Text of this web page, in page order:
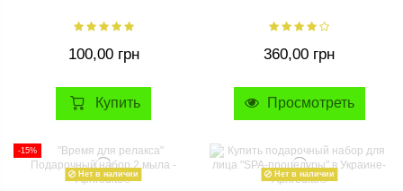
100,00 грн
Купить
360,00 грн
Просмотреть
-15%
Нет в наличии Нет в наличии